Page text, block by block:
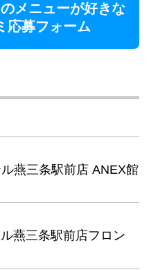
メニューが好きな
応募フォーム
燕三条駅前店 ANEX館
燕三条駅前店フロン